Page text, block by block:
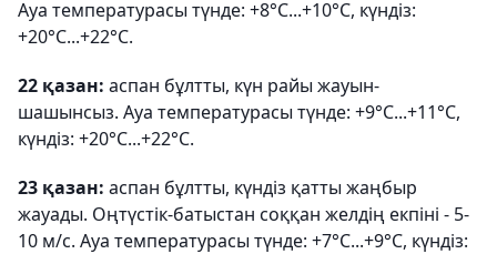
Ауа температурасы түнде: +8°С...+10°С, күндіз:
+20°С...+22°С.
22 қазан: аспан бұлтты, күн райы жауын-
шашынсыз. Ауа температурасы түнде: +9°С...+11°С,
күндіз: +20°С...+22°С.
23 қазан: аспан бұлтты, күндіз қатты жаңбыр
жауады. Оңтүстік-батыстан соққан желдің екпіні - 5-
10 м/с. Ауа температурасы түнде: +7°С...+9°С, күндіз: